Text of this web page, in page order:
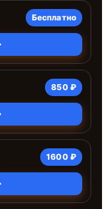
Бесплатно
850 ₽
1600 ₽